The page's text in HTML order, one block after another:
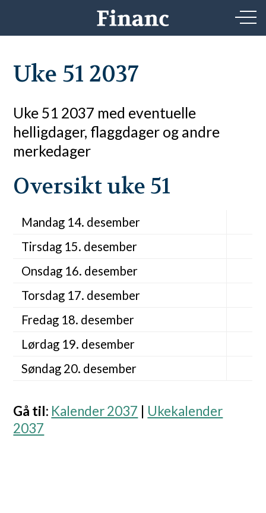
Uke 51 2037
Uke 51 2037 med eventuelle
helligdager, flaggdager og andre
merkedager
Oversikt uke 51
Mandag 14. desember
Tirsdag 15. desember
Onsdag 16. desember
Torsdag 17. desember
Fredag 18. desember
Lørdag 19. desember
Søndag 20. desember
Gå til: Kalender 2037
Ukekalender
2037